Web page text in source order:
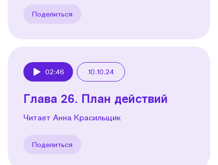
Поделиться
02:46 10.10.24
Глава 26. План действий
Читает Анна Красильщик
Поделиться